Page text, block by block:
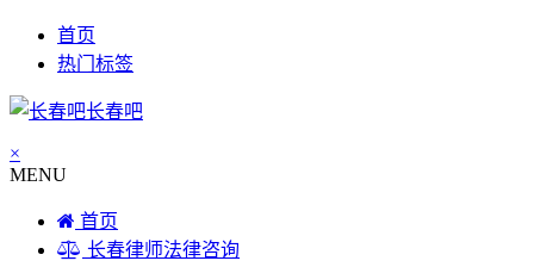
首页
热门标签
长春吧
×
MENU
首页
长春律师法律咨询